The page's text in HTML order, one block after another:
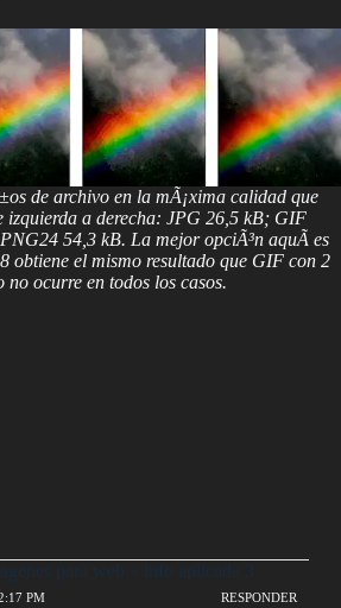
de archivo en la mÃ¡xima calidad que
izquierda a derecha: JPG 26,5 kB; GIF
54,3 kB. La mejor opciÃ³n aquÃ­ es
obtiene el mismo resultado que GIF con 2
no ocurre en todos los casos.
para web « info aplicada 3
PM RESPONDER